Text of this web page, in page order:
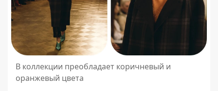
В коллекции преобладает коричневый и
оранжевый цвета